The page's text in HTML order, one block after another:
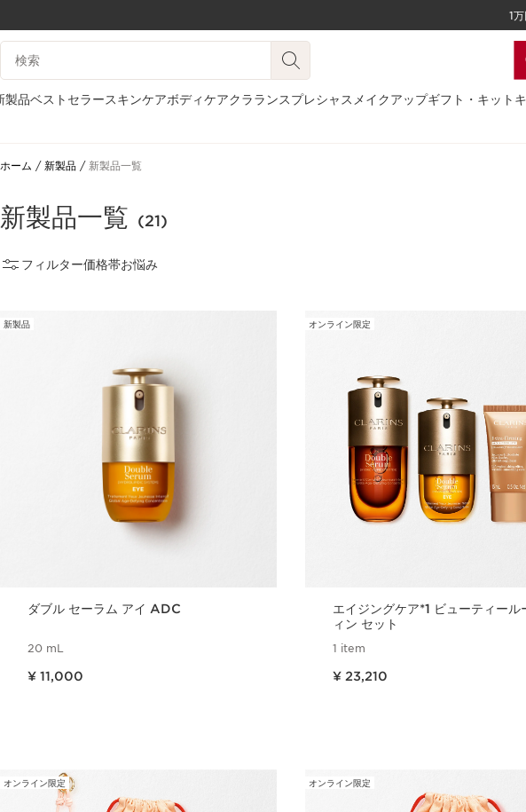
コンテンツへ移動
1
検索候補
製品ベストセラースキンケアボディケアクラランスプレシャス メイクアップギフト・キット
ホーム 新製品 新製品一覧
新製品一覧 (21)
フィルター価格帯お悩み
新製品
ダブル セーラム アイ ADC
20 mL
¥ 11,000
オンライン限定
エイジングケア*1 ビューティール
ィン セット
1 item
¥ 23,210
オンライン限定 オンライン限定